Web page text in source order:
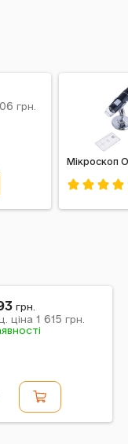
грн.
Мікроскоп
грн.
ціна 1 615 грн.